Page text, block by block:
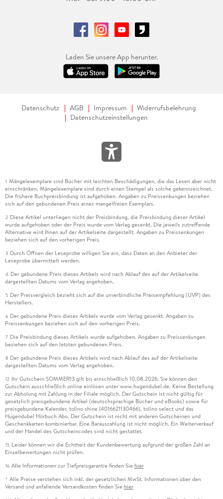
Laden Sie unsere App herunter.
Datenschutz AGB Impressum
Widerrufsbelehrung
Datenschutzeinstellungen
1 Mängelexemplare sind Bücher mit leichten Beschädigungen, die das Lesen aber nicht
einschränken. Mängelexemplare sind durch einen Stempel als solche gekennzeichnet.
Die frühere Buchpreisbindung ist aufgehoben. Angaben zu Preissenkungen beziehen
sich auf den gebundenen Preis eines mangelfreien Exemplars.
2 Diese Artikel unterliegen nicht der Preisbindung, die Preisbindung dieser Artikel
wurde aufgehoben oder der Preis wurde vom Verlag gesenkt. Die jeweils zutreffende
Alternative wird Ihnen auf der Artikelseite dargestellt. Angaben zu Preissenkungen
beziehen sich auf den vorherigen Preis.
3 Durch Öffnen der Leseprobe willigen Sie ein, dass Daten an den Anbieter der
Leseprobe übermittelt werden.
4 Der gebundene Preis dieses Artikels wird nach Ablauf des auf der Artikelseite
dargestellten Datums vom Verlag angehoben.
5 Der Preisvergleich bezieht sich auf die unverbindliche Preisempfehlung (UVP) des
Herstellers.
6 Der gebundene Preis dieses Artikels wurde vom Verlag gesenkt. Angaben zu
Preissenkungen beziehen sich auf den vorherigen Preis.
7 Die Preisbindung dieses Artikels wurde aufgehoben. Angaben zu Preissenkungen
beziehen sich auf den letzten gebundenen Preis.
8 Der gebundene Preis dieses Artikels wird nach Ablauf des auf der Artikelseite
dargestellten Datums vom Verlag angehoben.
12 Ihr Gutschein SOMMER13 gilt bis einschließlich 10.08.2026. Sie können den
Gutschein ausschließlich online einlösen unter www.hugendubel.de. Keine Bestellung
zur Abholung mit Zahlung in der Filiale möglich. Der Gutschein ist nicht gültig für
gesetzlich preisgebundene Artikel (deutschsprachige Bücher und eBooks) sowie für
preisgebundene Kalender, tolino shine (4016621130466), tolino select und das
Hugendubel Hörbuch Abo. Der Gutschein ist nicht mit anderen Gutscheinen und
Geschenkkarten kombinierbar. Eine Barauszahlung ist nicht möglich. Ein Weiterverkauf
und der Handel des Gutscheincodes sind nicht gestattet.
15 Leider können wir die Echtheit der Kundenbewertung aufgrund der großen Zahl an
Einzelbewertungen nicht prüfen.
16 Alle Informationen zur Tiefpreisgarantie finden Sie hier
* Alle Preise verstehen sich inkl. der gesetzlichen MwSt. Informationen über den
Versand und anfallende Versandkosten finden Sie hier